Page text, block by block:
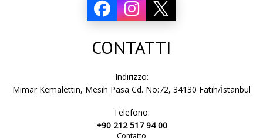
CONTATTI
Indirizzo:
Mimar Kemalettin, Mesih Pasa Cd. No:72, 34130 Fatih/İstanbul
Telefono:
+90 212 517 94 00
Contatto